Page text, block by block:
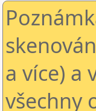
a více) a
všechny